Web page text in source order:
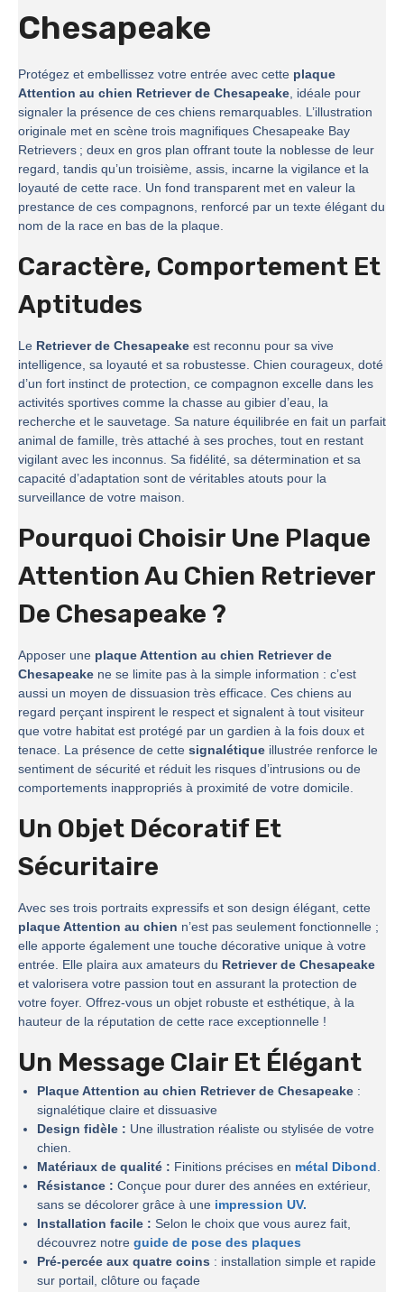
Chesapeake
Protégez et embellissez votre entrée avec cette plaque
Attention au chien Retriever de Chesapeake, idéale pour
signaler la présence de ces chiens remarquables. L’illustration
originale met en scène trois magnifiques Chesapeake Bay
Retrievers ; deux en gros plan offrant toute la noblesse de leur
regard, tandis qu’un troisième, assis, incarne la vigilance et la
loyauté de cette race. Un fond transparent met en valeur la
prestance de ces compagnons, renforcé par un texte élégant du
nom de la race en bas de la plaque.
Caractère, Comportement Et
Aptitudes
Le Retriever de Chesapeake est reconnu pour sa vive
intelligence, sa loyauté et sa robustesse. Chien courageux, doté
d’un fort instinct de protection, ce compagnon excelle dans les
activités sportives comme la chasse au gibier d’eau, la
recherche et le sauvetage. Sa nature équilibrée en fait un parfait
animal de famille, très attaché à ses proches, tout en restant
vigilant avec les inconnus. Sa fidélité, sa détermination et sa
capacité d’adaptation sont de véritables atouts pour la
surveillance de votre maison.
Pourquoi Choisir Une Plaque
Attention Au Chien Retriever
De Chesapeake ?
Apposer une plaque Attention au chien Retriever de
Chesapeake ne se limite pas à la simple information : c’est
aussi un moyen de dissuasion très efficace. Ces chiens au
regard perçant inspirent le respect et signalent à tout visiteur
que votre habitat est protégé par un gardien à la fois doux et
tenace. La présence de cette signalétique illustrée renforce le
sentiment de sécurité et réduit les risques d’intrusions ou de
comportements inappropriés à proximité de votre domicile.
Un Objet Décoratif Et
Sécuritaire
Avec ses trois portraits expressifs et son design élégant, cette
plaque Attention au chien n’est pas seulement fonctionnelle ;
elle apporte également une touche décorative unique à votre
entrée. Elle plaira aux amateurs du Retriever de Chesapeake
et valorisera votre passion tout en assurant la protection de
votre foyer. Offrez-vous un objet robuste et esthétique, à la
hauteur de la réputation de cette race exceptionnelle !
Un Message Clair Et Élégant
Plaque Attention au chien Retriever de Chesapeake :
signalétique claire et dissuasive
Design fidèle : Une illustration réaliste ou stylisée de votre
chien.
Matériaux de qualité : Finitions précises en métal Dibond.
Résistance : Conçue pour durer des années en extérieur,
sans se décolorer grâce à une impression UV.
Installation facile : Selon le choix que vous aurez fait,
découvrez notre guide de pose des plaques
Pré-percée aux quatre coins : installation simple et rapide
sur portail, clôture ou façade